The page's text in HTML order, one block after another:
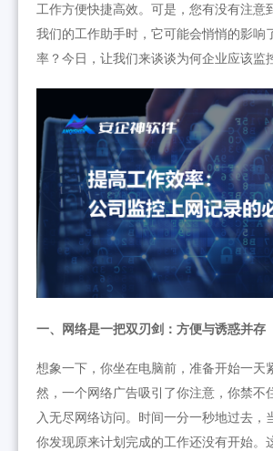
工作方便快捷高效。可是，您有没有注意
我们的工作助手时，它可能会悄悄的影响
率？今日，让我们来谈谈为何企业应该监
一、网络是一把双刃剑：方便与诱惑并存
想象一下，你坐在电脑前，准备开始一天
然，一个网络广告吸引了你注意，你禁不
入无尽网络访问。时间一分一秒地过去，
你发现原来计划完成的工作还没有开始。